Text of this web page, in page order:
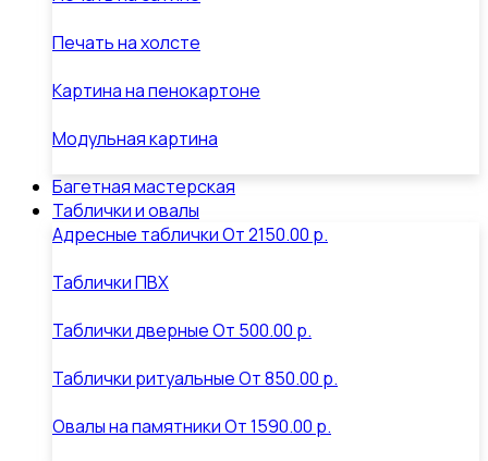
Печать на холсте
Картина на пенокартоне
Модульная картина
Багетная мастерская
Таблички и овалы
Адресные табличкиОт2150.00 р.
Таблички ПВХ
Таблички дверныеОт 500.00 р.
Таблички ритуальныеОт850.00 р.
Овалы на памятникиОт1590.00 р.